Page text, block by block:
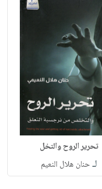
تحرير الروح والتخل
لـحنان هلال النعيم